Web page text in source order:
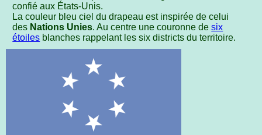
confié aux États-Unis.
La couleur bleu ciel du drapeau est inspirée de celui
des Nations Unies. Au centre une couronne desix
étoiles blanches rappelant les six districts du territoire.